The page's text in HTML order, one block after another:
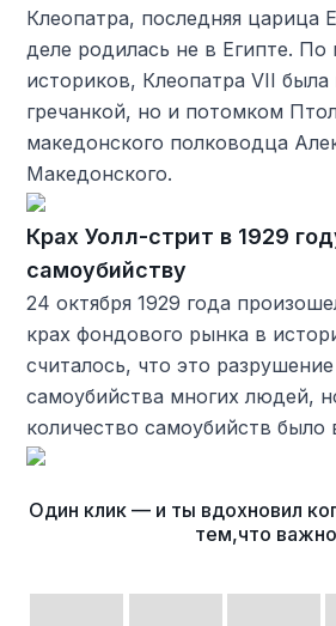
Клеопатра, последняя царица
деле родилась не в Египте.
историков, Клеопатра VII была
гречанкой, но и потомком
македонского полководца
Македонского.
Крах Уолл-стрит в 1929
самоубийству
24 октября 1929 года
крах фондового рынка в
считалось, что это
самоубийства многих людей,
количество самоубийств было